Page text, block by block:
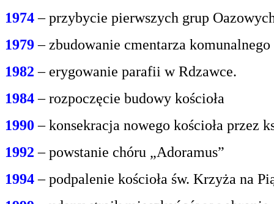
1974 – przybycie pierwszych grup
1979– zbudowanie cmentarza
1982 – erygowanie parafii w Rdzawce.
1984– rozpoczęcie budowy kościoła
1990 – konsekracja nowego kościoła przez
1992 – powstanie chóru „Adoramus”
1994– podpalenie kościoła św. Krzyża na